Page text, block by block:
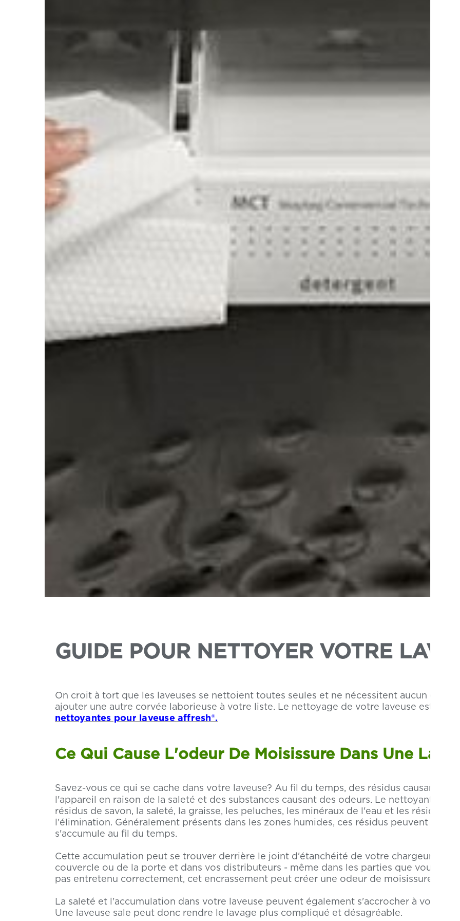
GUIDE POUR NETTOYER VOTRE
On croit à tort que les laveuses se nettoient toutes seules et ne nécessitent aucun
ajouter une autre corvée laborieuse à votre liste. Le nettoyage de votre laveuse est
nettoyantes pour laveuse affresh®.
Ce Qui Cause L'odeur De Moisissure Dans Une
Savez-vous ce qui se cache dans votre laveuse? Au fil du temps, des résidus causant
l'appareil en raison de la saleté et des substances causant des odeurs. Le nettoyant
résidus de savon, la saleté, la graisse, les peluches, les minéraux de l'eau et les résidus
l'élimination. Généralement présents dans les zones humides, ces résidus peuvent
s'accumule au fil du temps.
Cette accumulation peut se trouver derrière le joint d'étanchéité de votre chargeur
couvercle ou de la porte et dans vos distributeurs - même dans les parties que vous ne
pas entretenu correctement, cet encrassement peut créer une odeur de moisissure.
La saleté et l'accumulation dans votre laveuse peuvent également s'accrocher à vos
Une laveuse sale peut donc rendre le lavage plus compliqué et désagréable.